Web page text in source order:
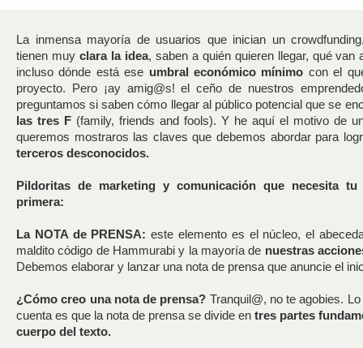
La inmensa mayoría de usuarios que inician un
tienen muy clara la idea, saben a quién quieren llegar, qué van
incluso dónde está ese umbral económico mínimo con el
proyecto. Pero ¡ay amig@s! el ceño de nuestros
preguntamos si saben cómo llegar al público potencial que se
las tres F (family, friends and fools). Y he aquí el motivo de
queremos mostraros las claves que debemos abordar para
terceros desconocidos.
Pildoritas de marketing y comunicación que necesita tu
primera:
La NOTA de PRENSA: este elemento es el núcleo, el
maldito código de Hammurabi y la mayoría de nuestras
Debemos elaborar y lanzar una nota de prensa que anuncie el
¿Cómo creo una nota de prensa? Tranquil@, no te agobies.
cuenta es que la nota de prensa se divide entres partes
cuerpo del texto.